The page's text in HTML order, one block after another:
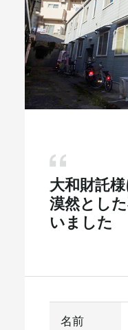
プライベート
大和財託
漠然とし
いました
名前